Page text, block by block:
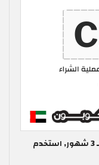
40% كود خصم الكوتش | على خطة الـ 3 شهور, استخدم